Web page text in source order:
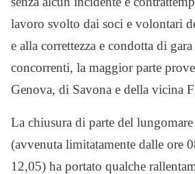
lavoro svolto dai soci e volontari
e alla correttezza e condotta di
concorrenti, la maggior parte
Genova, di Savona e della vicina
La chiusura di parte del lungomare
(avvenuta limitatamente dalle ore
12,05) ha portato qualche